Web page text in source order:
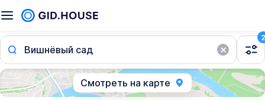
Вишнёвый сад
2
Смотреть на карте